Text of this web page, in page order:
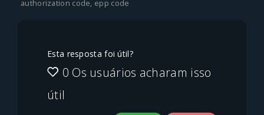
authorization code, epp code
Esta resposta foi útil?
0 Os usuários acharam isso
útil